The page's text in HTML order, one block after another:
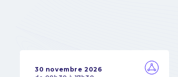
30 novembre 2026